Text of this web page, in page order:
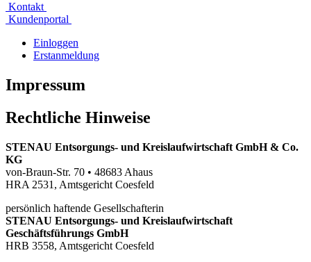
Kontakt
Kundenportal
Einloggen
Erstanmeldung
Impressum
Rechtliche Hinweise
STENAU Entsorgungs- und Kreislaufwirtschaft GmbH & Co.
KG
von-Braun-Str. 70 • 48683 Ahaus
HRA 2531, Amtsgericht Coesfeld
persönlich haftende Gesellschafterin
STENAU Entsorgungs- und Kreislaufwirtschaft
Geschäftsführungs GmbH
HRB 3558, Amtsgericht Coesfeld